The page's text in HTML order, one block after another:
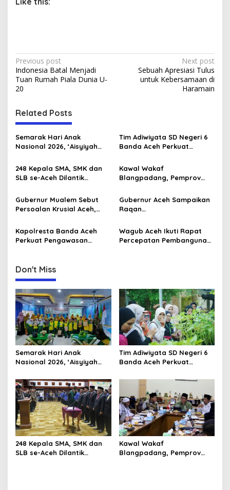
P
o
s
t
n
a
v
i
g
t
o
Previous post
Indonesia Batal Menjadi
Tuan Rumah Piala Dunia U-
20
Next post
Sebuah Apresiasi Tulus
untuk Kebersamaan di
Haramain
Related Posts
Semarak Hari Anak
Nasional 2026, ‘Aisyiyah
Perlombaan Kreatif di
Universitas Ahmad Dahlan
Tim Adiwiyata SD Negeri 6
Banda Aceh Perkuat
Kunjungan Lapangan “FOLU
Goes to School”
248 Kepala SMA, SMK dan
SLB se-Aceh Dilantik
Aceh
Kawal Wakaf
Blangpadang, Pemprov
Pusat
Gubernur Mualem Sebut
Persoalan Krusial Aceh,
Hingga LGBT
Gubernur Aceh Sampaikan
Raqan
Pelaksanaan APBA 2025 ke
DPRA
Kapolresta Banda Aceh
Perkuat Pengawasan
Wagub Aceh Ikuti Rapat
Percepatan Pembangunan
Don't Miss
Semarak Hari Anak
Nasional 2026, ‘Aisyiyah
Perlombaan Kreatif di
Universitas Ahmad Dahlan
Aceh
Tim Adiwiyata SD Negeri 6
Banda Aceh Perkuat
Kunjungan Lapangan “FOLU
Goes to School”
248 Kepala SMA, SMK dan
SLB se-Aceh Dilantik
Kawal Wakaf
Blangpadang, Pemprov